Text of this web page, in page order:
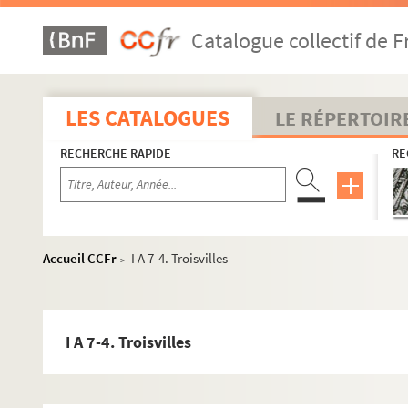
Catalogue collectif de
LES CATALOGUES LE
RECHERCHE RAPIDE
Accueil CCFr >
I A 7-4. Troisvilles
I A 7-4. Troisvilles